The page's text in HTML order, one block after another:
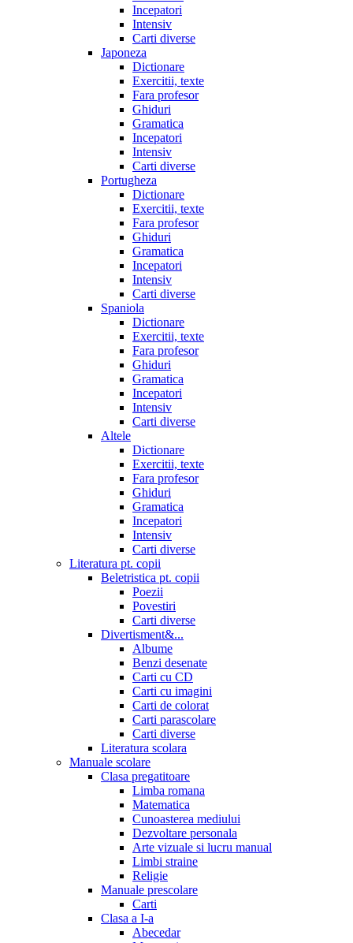
Incepatori
Intensiv
Carti diverse
Japoneza
Dictionare
Exercitii, texte
Fara profesor
Ghiduri
Gramatica
Incepatori
Intensiv
Carti diverse
Portugheza
Dictionare
Exercitii, texte
Fara profesor
Ghiduri
Gramatica
Incepatori
Intensiv
Carti diverse
Spaniola
Dictionare
Exercitii, texte
Fara profesor
Ghiduri
Gramatica
Incepatori
Intensiv
Carti diverse
Altele
Dictionare
Exercitii, texte
Fara profesor
Ghiduri
Gramatica
Incepatori
Intensiv
Carti diverse
Literatura pt. copii
Beletristica pt. copii
Poezii
Povestiri
Carti diverse
Divertisment&...
Albume
Benzi desenate
Carti cu CD
Carti cu imagini
Carti de colorat
Carti parascolare
Carti diverse
Literatura scolara
Manuale scolare
Clasa pregatitoare
Limba romana
Matematica
Cunoasterea mediului
Dezvoltare personala
Arte vizuale si lucru manual
Limbi straine
Religie
Manuale prescolare
Carti
Clasa a I-a
Abecedar